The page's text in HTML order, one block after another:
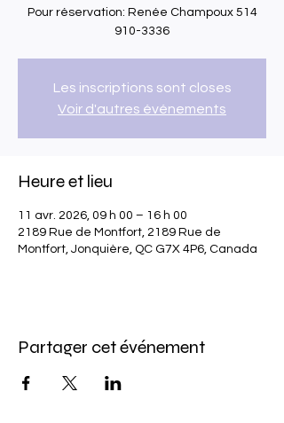
Pour réservation: Renée Champoux 514
910-3336
Les inscriptions sont closes
Voir d'autres événements
Heure et lieu
11 avr. 2026, 09 h 00 – 16 h 00
2189 Rue de Montfort, 2189 Rue de
Montfort, Jonquière, QC G7X 4P6, Canada
Partager cet événement